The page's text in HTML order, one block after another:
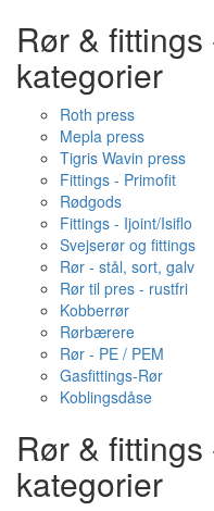
Rør & fittings
kategorier
Roth press
Mepla press
Tigris Wavin press
Fittings - Primofit
Rødgods
Fittings - Ijoint/Isiflo
Svejserør og fittings
Rør - stål, sort, galv
Rør til pres - rustfri
Kobberrør
Rørbærere
Rør - PE / PEM
Gasfittings-Rør
Koblingsdåse
Rør & fittings
kategorier